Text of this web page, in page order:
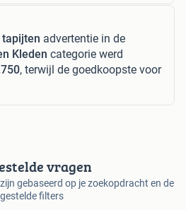
tapijten advertentie in de
Kleden categorie werd
, terwijl de goedkoopste voor
vragen
gebaseerd op je zoekopdracht en de
filters